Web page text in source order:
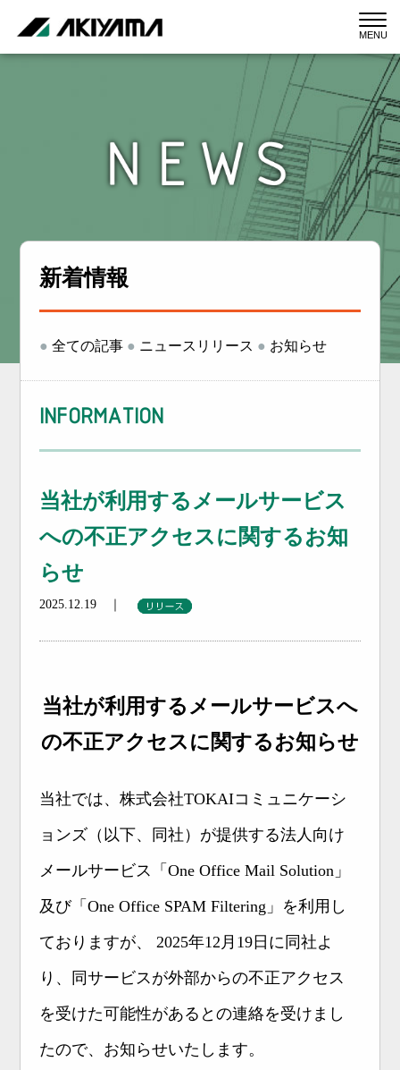
新着情報
●全ての記事 ● ニュースリリース ● お知らせ
INFORMATION
当社が利用するメールサービス
への不正アクセスに関するお知
らせ
2025.12.19 ｜
当社が利用するメールサービスへ
の不正アクセスに関するお知らせ
当社では、株式会社TOKAIコミュニケーシ
ョンズ（以下、同社）が提供する法人向け
メールサービス「One Office Mail Solution」
及び「One Office SPAM Filtering」を利用し
ておりますが、 2025年12月19日に同社よ
り、同サービスが外部からの不正アクセス
を受けた可能性があるとの連絡を受けまし
たので、お知らせいたします。
MENU